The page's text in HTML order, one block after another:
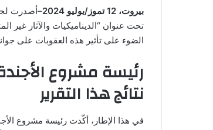
بيروت، 12 تموز/يوليو 2024
–أصدرت
تحت عنوان “الديناميكيات والآثار غير
الضوء على تأثير هذه العقوبات على
رئيسة مشروع
نتائج هذا التقرير
في هذا الإطار، أكّدت رئيسة مشروع